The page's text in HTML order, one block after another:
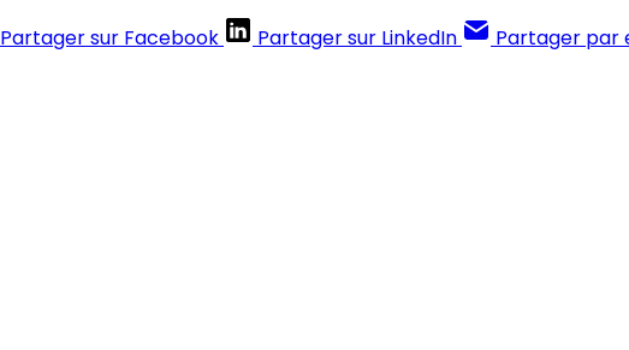
Partager sur Facebook Partager sur LinkedIn Partager par